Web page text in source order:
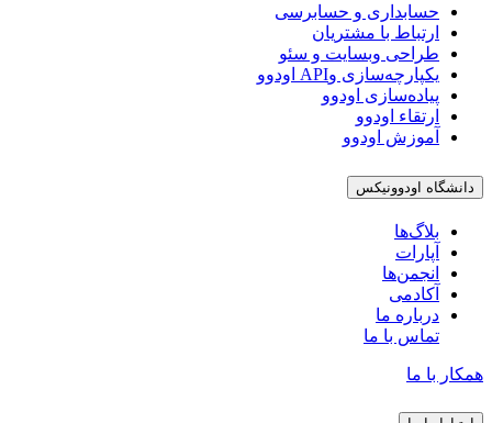
حسابداری و حسابرسی
ارتباط با مشتریان
طراحی وبسایت و سئو
یکپارچه‌سازی وAPI اودوو
پیاده‌سازی اودوو
ارتقاء اودوو
آموزش اودوو
دانشگاه اودوونیکس
بلاگ‌ها
آپارات
انجمن‌ها
آکادمی
درباره ما
تماس با ما
همکار با ما